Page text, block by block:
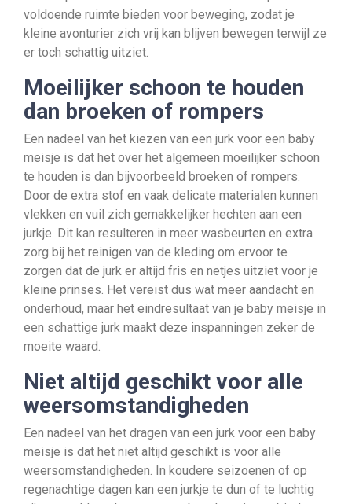
voldoende ruimte bieden voor beweging, zodat je
kleine avonturier zich vrij kan blijven bewegen terwijl ze
er toch schattig uitziet.
Moeilijker schoon te houden
dan broeken of rompers
Een nadeel van het kiezen van een jurk voor een baby
meisje is dat het over het algemeen moeilijker schoon
te houden is dan bijvoorbeeld broeken of rompers.
Door de extra stof en vaak delicate materialen kunnen
vlekken en vuil zich gemakkelijker hechten aan een
jurkje. Dit kan resulteren in meer wasbeurten en extra
zorg bij het reinigen van de kleding om ervoor te
zorgen dat de jurk er altijd fris en netjes uitziet voor je
kleine prinses. Het vereist dus wat meer aandacht en
onderhoud, maar het eindresultaat van je baby meisje in
een schattige jurk maakt deze inspanningen zeker de
moeite waard.
Niet altijd geschikt voor alle
weersomstandigheden
Een nadeel van het dragen van een jurk voor een baby
meisje is dat het niet altijd geschikt is voor alle
weersomstandigheden. In koudere seizoenen of op
regenachtige dagen kan een jurkje te dun of te luchtig